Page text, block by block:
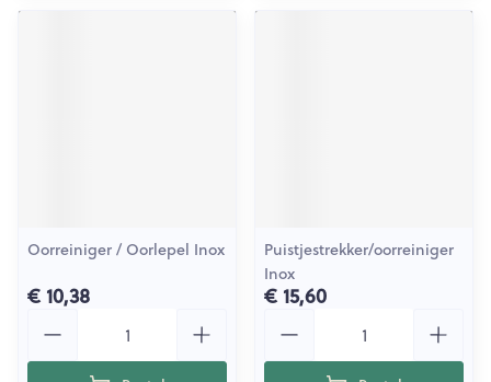
Oorreiniger / Oorlepel Inox
€ 10,38
Puistjestrekker/oorreiniger
Inox
€ 15,60